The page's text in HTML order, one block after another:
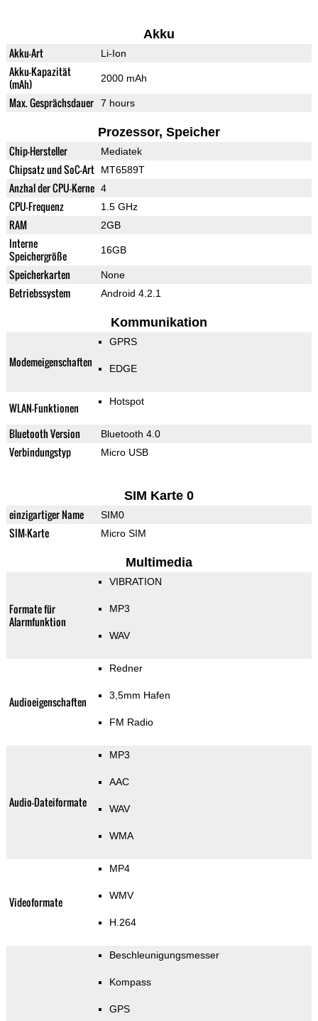
Akku
Akku-Art Li-Ion
Akku-Kapazität
(mAh)
2000 mAh
Max. Gesprächsdauer 7 hours
Prozessor, Speicher
Chip-Hersteller Mediatek
Chipsatz und SoC-Art MT6589T
Anzhal der CPU-Kerne 4
CPU-Frequenz 1.5 GHz
RAM 2GB
Interne
Speichergröße
16GB
Speicherkarten None
Betriebssystem Android 4.2.1
Kommunikation
Modemeigenschaften
GPRS
EDGE
WLAN-Funktionen Hotspot
Bluetooth Version Bluetooth 4.0
Verbindungstyp Micro USB
SIM Karte 0
einzigartiger Name SIM0
SIM-Karte Micro SIM
Multimedia
Formate für
Alarmfunktion
VIBRATION
MP3
WAV
Audioeigenschaften
Redner
3,5mm Hafen
FM Radio
Audio-Dateiformate
MP3
AAC
WAV
WMA
Videoformate
MP4
WMV
H.264
Beschleunigungsmesser
Kompass
GPS